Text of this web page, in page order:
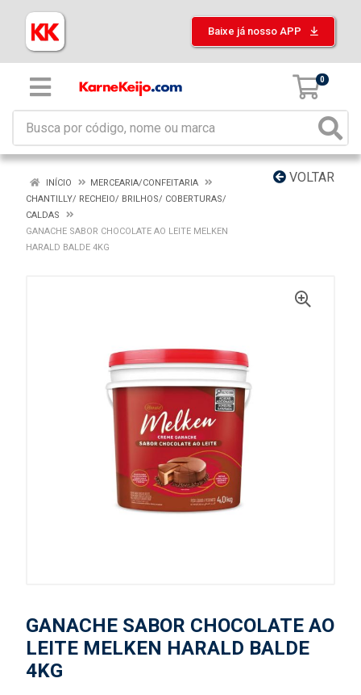
Baixe já nosso APP
0
VOLTAR
INÍCIO
MERCEARIA/CONFEITARIA
CHANTILLY/ RECHEIO/ BRILHOS/ COBERTURAS/
CALDAS
GANACHE SABOR CHOCOLATE AO LEITE MELKEN
HARALD BALDE 4KG
GANACHE SABOR CHOCOLATE AO
LEITE MELKEN HARALD BALDE
4KG